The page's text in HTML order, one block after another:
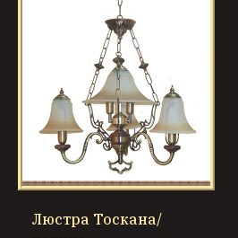
Люстра Тоскана/